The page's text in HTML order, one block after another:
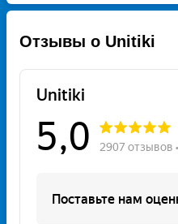
Отзывы о Unitiki